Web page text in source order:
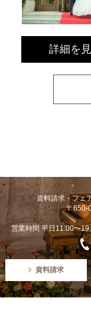
詳細を
資料請求・フェ
〒650-
営業時間 平日11:00〜
資料請求